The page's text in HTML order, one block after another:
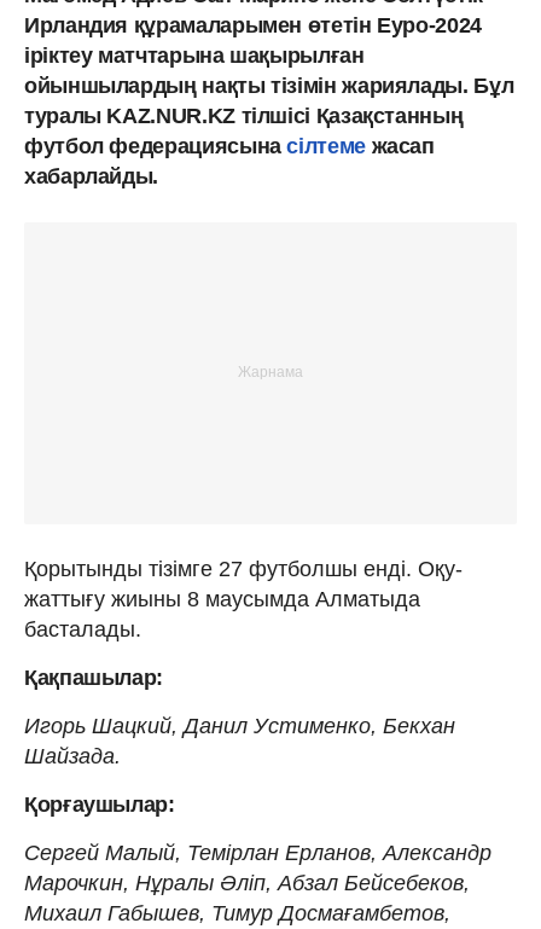
Ирландия құрамаларымен өтетін Еуро-2024
іріктеу матчтарына шақырылған
ойыншылардың нақты тізімін жариялады. Бұл
туралы KAZ.NUR.KZ тілшісі Қазақстанның
футбол федерациясынасілтеме жасап
хабарлайды.
Қорытынды тізімге 27 футболшы енді. Оқу-
жаттығу жиыны 8 маусымда Алматыда
басталады.
Қақпашылар:
Игорь Шацкий, Данил Устименко, Бекхан
Шайзада.
Қорғаушылар:
Сергей Малый, Темірлан Ерланов, Александр
Марочкин, Нұралы Әліп, Абзал Бейсебеков,
Михаил Габышев, Тимур Досмағамбетов,